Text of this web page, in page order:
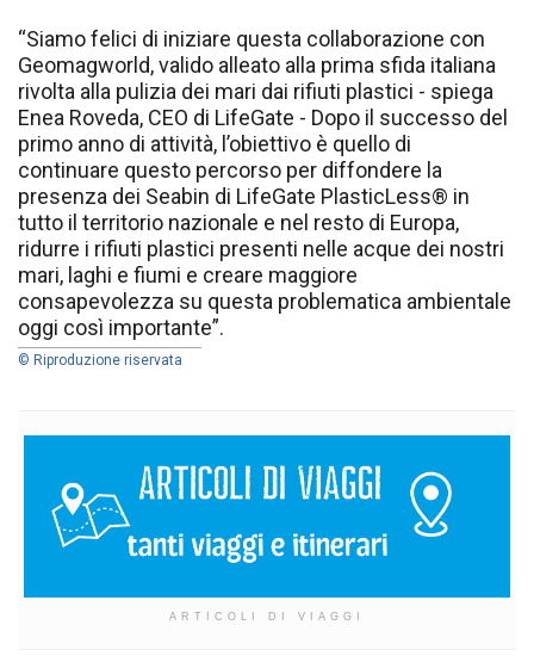
“Siamo felici di iniziare questa collaborazione con
Geomagworld, valido alleato alla prima sfida italiana
rivolta alla pulizia dei mari dai rifiuti plastici - spiega
Enea Roveda, CEO di LifeGate - Dopo il successo del
primo anno di attività, l’obiettivo è quello di
continuare questo percorso per diffondere la
presenza dei Seabin di LifeGate PlasticLess® in
tutto il territorio nazionale e nel resto di Europa,
ridurre i rifiuti plastici presenti nelle acque dei nostri
mari, laghi e fiumi e creare maggiore
consapevolezza su questa problematica ambientale
oggi così importante”.
© Riproduzione riservata
ARTICOLI DI VIAGGI